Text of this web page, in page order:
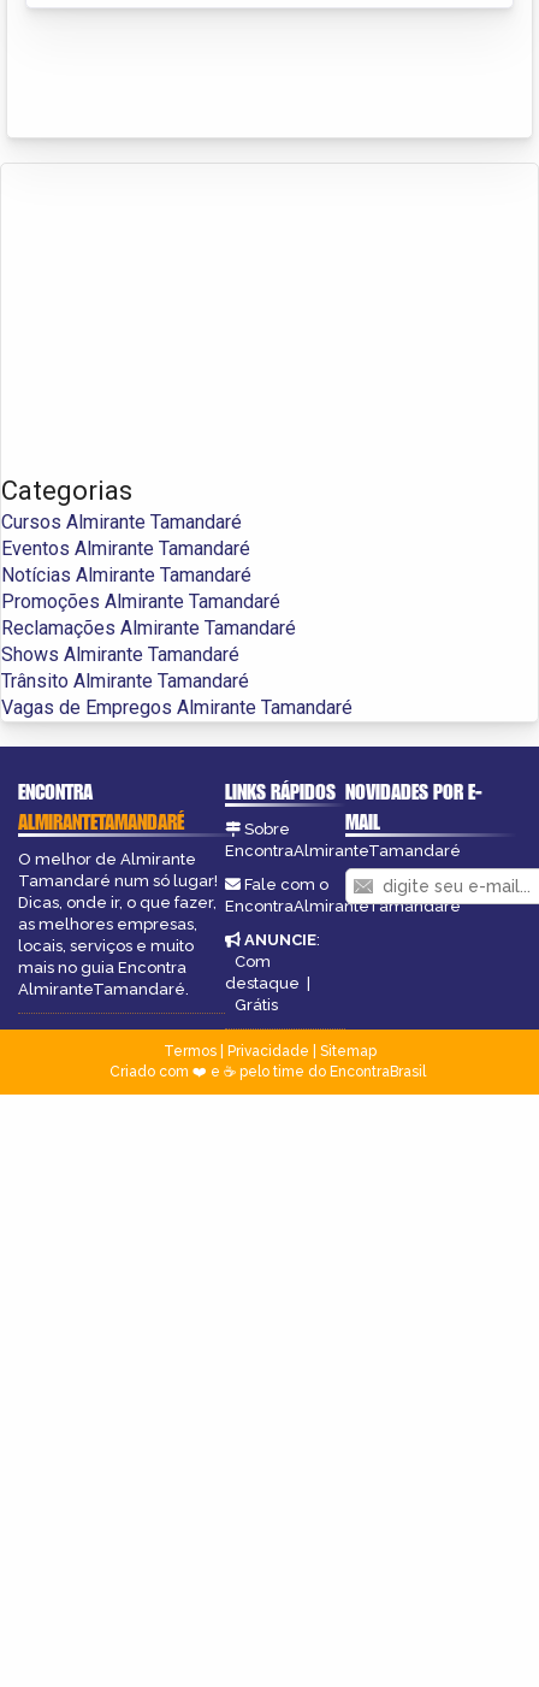
Categorias
Cursos Almirante Tamandaré
Eventos Almirante Tamandaré
Notícias Almirante Tamandaré
Promoções Almirante Tamandaré
Reclamações Almirante Tamandaré
Shows Almirante Tamandaré
Trânsito Almirante Tamandaré
Vagas de Empregos Almirante Tamandaré
ENCONTRA
ALMIRANTETAMANDARÉ
O melhor de Almirante
Tamandaré num só lugar!
Dicas, onde ir, o que fazer,
as melhores empresas,
locais, serviços e muito
mais no guia Encontra
AlmiranteTamandaré.
LINKS RÁPIDOS
Sobre
EncontraAlmiranteTamandaré
Fale com o
EncontraAlmiranteTamandaré
ANUNCIE:
Com
destaque |
Grátis
NOVIDADES POR E-
MAIL
Termos| Privacidade
Sitemap
Criado com ❤️ e ☕ pelo time do EncontraBrasil